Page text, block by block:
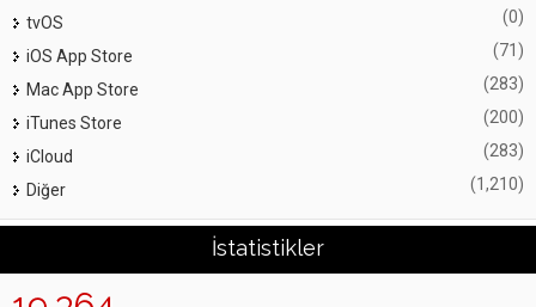
tvOS (0)
iOS App Store (71)
Mac App Store (283)
iTunes Store (200)
iCloud (283)
Diğer (1,210)
İstatistikler